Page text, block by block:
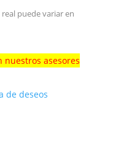
puede variar en
nuestros asesores
de deseos